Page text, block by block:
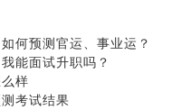
何预测官运、事业运？
能面试升职吗？
样
考试结果